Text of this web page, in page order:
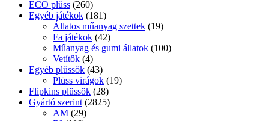
ECO plüss (260)
Egyéb játékok (181)
Állatos műanyag szettek (19)
Fa játékok (42)
Műanyag és gumi állatok (100)
Vetítők (4)
Egyéb plüssök (43)
Plüss virágok (19)
Flipkins plüssök (28)
Gyártó szerint (2825)
AM (29)